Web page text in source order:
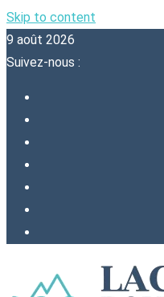
Skip to content
9 août 2026
Suivez-nous :